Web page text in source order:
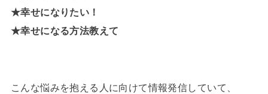
★幸せになりたい！
★幸せになる方法教えて
こんな悩みを抱える人に向けて情報発信していて、